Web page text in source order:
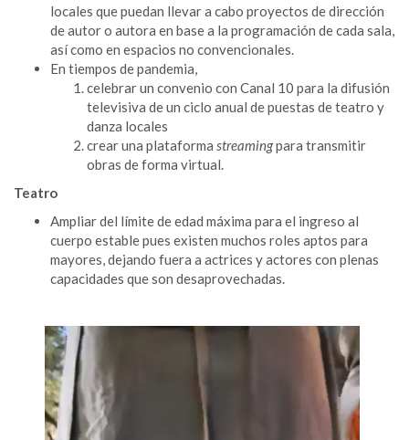
locales que puedan llevar a cabo proyectos de dirección
de autor o autora en base a la programación de cada sala,
así como en espacios no convencionales.
En tiempos de pandemia,
celebrar un convenio con Canal 10 para la difusión
televisiva de un ciclo anual de puestas de teatro y
danza locales
crear una plataforma streamingpara transmitir
obras de forma virtual.
Teatro
Ampliar del límite de edad máxima para el ingreso al
cuerpo estable pues existen muchos roles aptos para
mayores, dejando fuera a actrices y actores con plenas
capacidades que son desaprovechadas.